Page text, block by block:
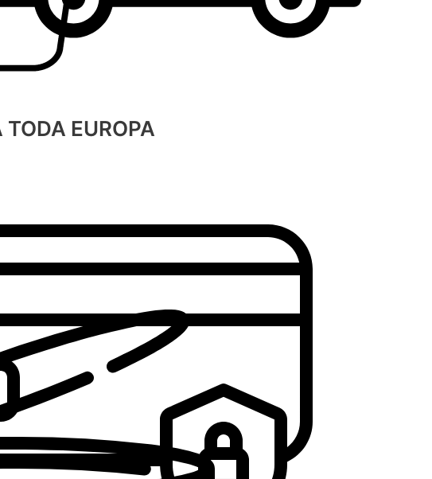
Bonito Premium
TODA EUROPA